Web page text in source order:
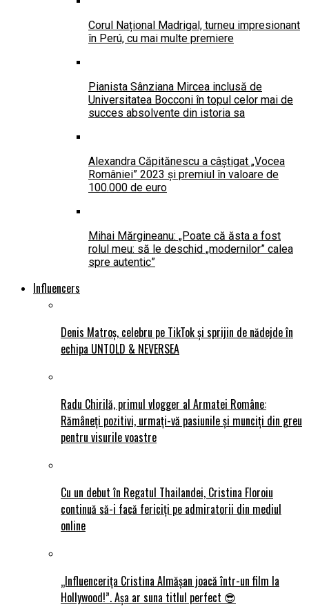
Corul Național Madrigal, turneu impresionant
în Perú, cu mai multe premiere
Pianista Sânziana Mircea inclusă de
Universitatea Bocconi în topul celor mai de
succes absolvente din istoria sa
Alexandra Căpitănescu a câștigat „Vocea
României” 2023 și premiul în valoare de
100.000 de euro
Mihai Mărgineanu: „Poate că ăsta a fost
rolul meu: să le deschid „modernilor” calea
spre autentic”
Influencers
Denis Matroș, celebru pe TikTok și sprijin de nădejde în
echipa UNTOLD & NEVERSEA
Radu Chirilă, primul vlogger al Armatei Române:
Rămâneți pozitivi, urmați-vă pasiunile și munciți din greu
pentru visurile voastre
Cu un debut în Regatul Thailandei, Cristina Floroiu
continuă să-i facă fericiți pe admiratorii din mediul
online
„Influencerița Cristina Almășan joacă într-un film la
Hollywood!”. Așa ar suna titlul perfect 😎